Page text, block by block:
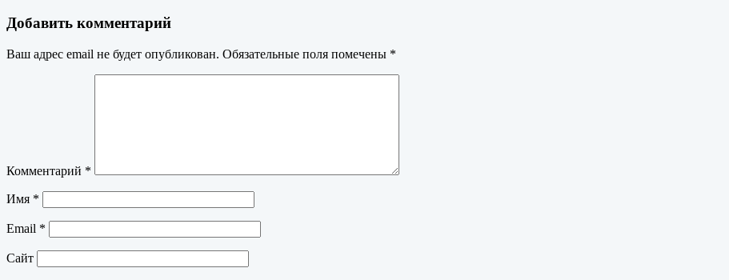
Добавить комментарий
Ваш адрес email не будет опубликован. Обязательные поля помечены *
Комментарий *
Имя *
Email *
Сайт